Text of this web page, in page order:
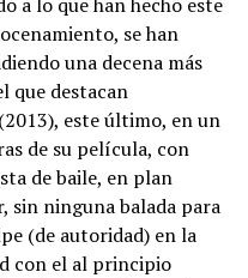
se han
una decena más
que destacan
este último, en un
de su película, con
de baile, en plan
sin ninguna balada para
(de autoridad) en la
con el al principio